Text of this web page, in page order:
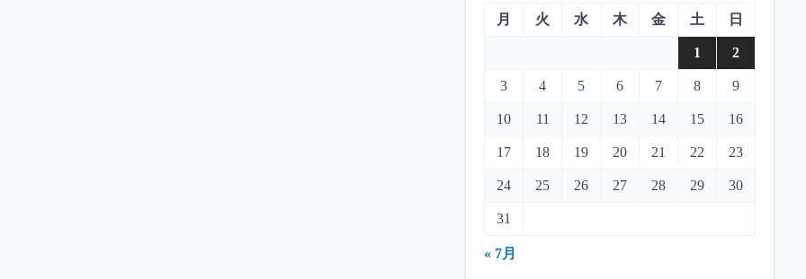
月
火 水 木 金 土 日
1 2
3 4 5 6 7 8 9
10 11 12 13 14 15 16
17 18 19 20 21 22 23
24 25 26 27 28 29 30
31
« 7月